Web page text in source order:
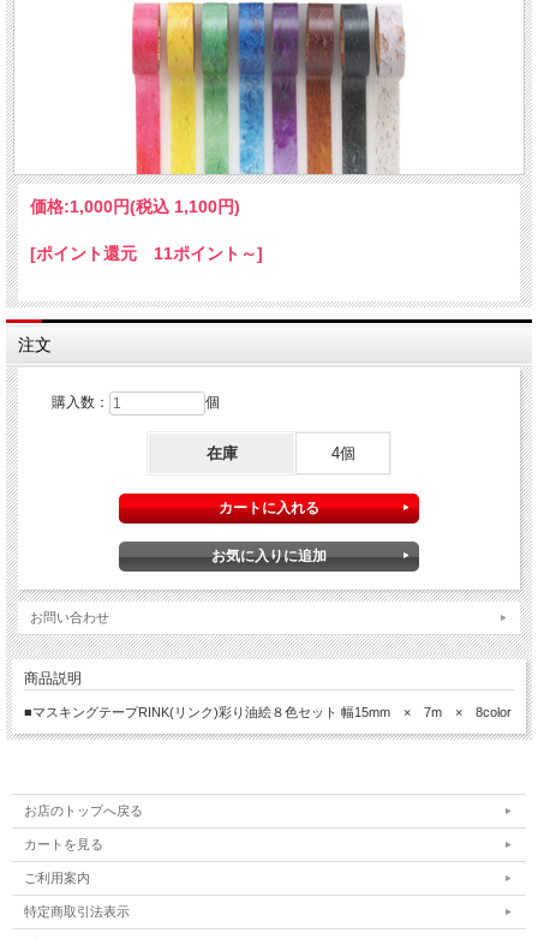
価格:1,000円(税込 1,100円)
[ポイント還元 11ポイント～]
注文
購入数： 個
在庫 4個
お問い合わせ
商品説明
■マスキングテープRINK(リンク)彩り油絵８色セット 幅15mm × 7m × 8color
お店のトップへ戻る
カートを見る
ご利用案内
特定商取引法表示